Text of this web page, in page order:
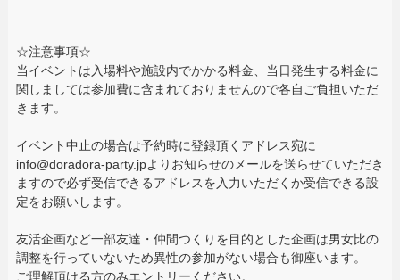
☆注意事項☆
当イベントは入場料や施設内でかかる料金、当日発生する料金に
関しましては参加費に含まれておりませんので各自ご負担いただ
きます。
イベント中止の場合は予約時に登録頂くアドレス宛に
info@doradora-party.jpよりお知らせのメールを送らせていただき
ますので必ず受信できるアドレスを入力いただくか受信できる設
定をお願いします。
友活企画など一部友達・仲間つくりを目的とした企画は男女比の
調整を行っていないため異性の参加がない場合も御座います。
ご理解頂ける方のみエントリーください。